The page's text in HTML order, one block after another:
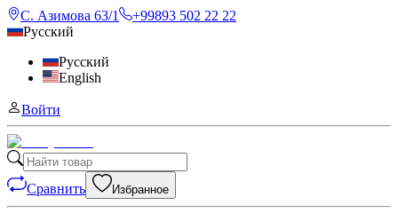
С. Азимова 63/1
+99893 502 22 22
Русский
Русский
English
Войти
Сравнить Избранное